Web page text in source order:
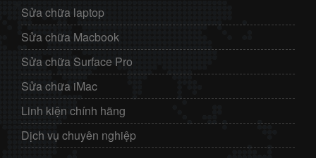
Sửa chữa laptop
Sửa chữa Macbook
Sửa chữa Surface Pro
Sửa chữa iMac
Linh kiện chính hãng
Dịch vụ chuyên nghiệp